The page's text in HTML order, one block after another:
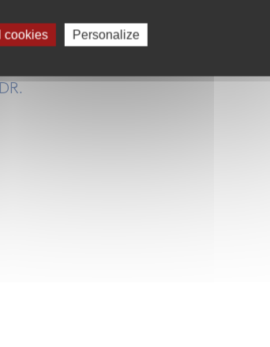
cookies Personalize